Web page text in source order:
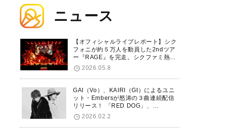
ニュース
【オフィシャルライブレポート】シク
フォニが約５万人を動員した2ndツア
ー『RAGE』を完走。シクファミ熱狂
のKアリーナ横浜ファイナル公演の模
様をお届け！
2026.05.8
GAI（Vo）、KAIRI（Gt）によるユニ
ット・Embersが怒涛の３曲連続配信
リリース！ 「RED DOG」、
「Untitled Hero」に続き、5thシング
ル「De-Marionette」のリリースを発
2026.02.2